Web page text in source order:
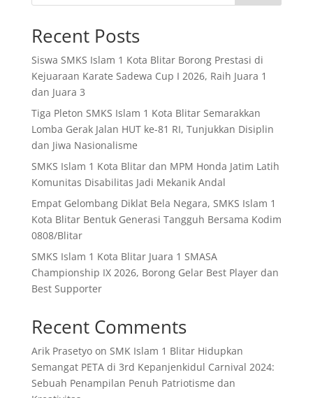
Recent Posts
Siswa SMKS Islam 1 Kota Blitar Borong Prestasi di
Kejuaraan Karate Sadewa Cup I 2026, Raih Juara 1
dan Juara 3
Tiga Pleton SMKS Islam 1 Kota Blitar Semarakkan
Lomba Gerak Jalan HUT ke-81 RI, Tunjukkan Disiplin
dan Jiwa Nasionalisme
SMKS Islam 1 Kota Blitar dan MPM Honda Jatim Latih
Komunitas Disabilitas Jadi Mekanik Andal
Empat Gelombang Diklat Bela Negara, SMKS Islam 1
Kota Blitar Bentuk Generasi Tangguh Bersama Kodim
0808/Blitar
SMKS Islam 1 Kota Blitar Juara 1 SMASA
Championship IX 2026, Borong Gelar Best Player dan
Best Supporter
Recent Comments
Arik Prasetyoon SMK Islam 1 Blitar Hidupkan
Semangat PETA di 3rd Kepanjenkidul Carnival 2024:
Sebuah Penampilan Penuh Patriotisme dan